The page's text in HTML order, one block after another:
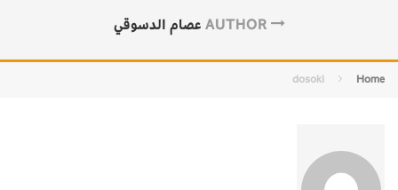
AUTHOR عصام الدسوقي
Home
dosoki